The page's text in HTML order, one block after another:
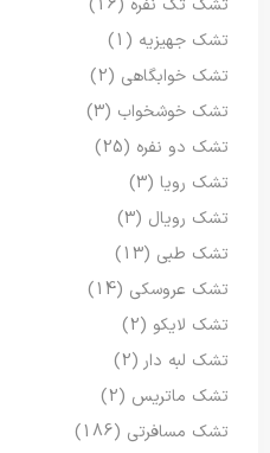
تشک جهیزیه (1)
تشک خوابگاهی (2)
تشک خوشخواب (3)
تشک دو نفره (25)
تشک رویا (3)
تشک رویال (3)
تشک طبی (13)
تشک عروسکی (14)
تشک لایکو (2)
تشک لبه دار (2)
تشک ماتریس (2)
تشک مسافرتی (186)